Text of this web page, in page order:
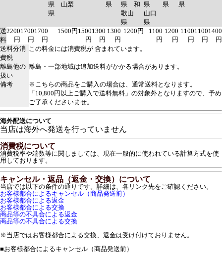
県 山梨
県
県
県 和
歌山
県
県
山口
県
県
県
送
料
2200
円
1700
円
1700
円
1500円 1500
円
1300
円
1300
円
1200円
1100
円
1200
円
1100
円
1100
円
1400
円
送料分消
費税
この料金には消費税が 含まれています。
離島他の
扱い
離島・一部地域は追加送料がかかる場合があります。
備考
※こちらの商品をご購入の場合は、通常送料となります。
「10,800円以上ご購入で送料無料」の対象外となりますので、予め
ご了承くださいませ。
海外配送について
当店は海外へ発送を行っていません
消費税について
消費税率や端数等に関しましては、現在一般的に使われている計算方式を使
用しております。
キャンセル・返品（返金・交換）について
当店では以下の条件の通りです。詳細は、各リンク先をご確認ください。
お客様都合によるキャンセル（商品発送前）
お客様都合による返金
お客様都合による交換
商品等の不具合による返金
商品等の不具合による交換
※当店ではお客様都合による交換、返金は受け付けておりません。
■お客様都合によるキャンセル（商品発送前）